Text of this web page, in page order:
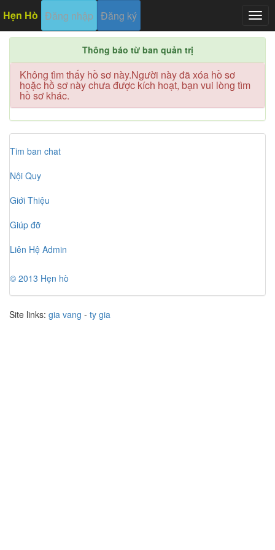
Hẹn Hò Đăng nhập Đăng ký
Thông báo từ ban quản trị
Không tìm thấy hồ sơ này.Người này đã xóa hồ sơ
hoặc hồ sơ này chưa được kích hoạt, bạn vui lòng tìm
hồ sơ khác.
Tim ban chat
Nội Quy
Giới Thiệu
Giúp đỡ
Liên Hệ Admin
© 2013 Hẹn hò
Site links: gia vang - ty gia